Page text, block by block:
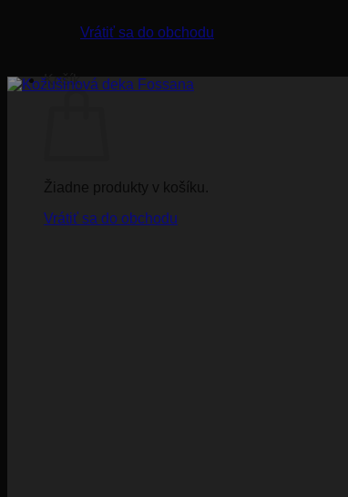
Vrátiť sa do obchodu
Košík
Žiadne produkty v košíku.
Vrátiť sa do obchodu